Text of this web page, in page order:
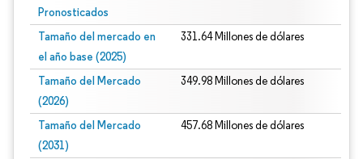
Pronosticados
Tamaño del mercado en
el año base (2025)
331.64 Millones de dólares
Tamaño del Mercado
(2026)
349.98 Millones de dólares
Tamaño del Mercado
(2031)
457.68 Millones de dólares